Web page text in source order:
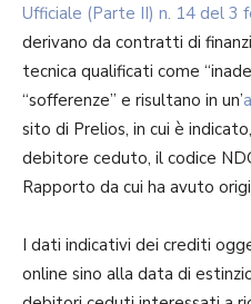
Ufficiale (Parte II) n. 14 del 3
derivano da contratti di
tecnica qualificati come
“sofferenze” e risultano in un’
sito di Prelios, in cui è
debitore ceduto, il codice
Rapporto da cui ha avuto
I dati indicativi dei crediti
online sino alla data di